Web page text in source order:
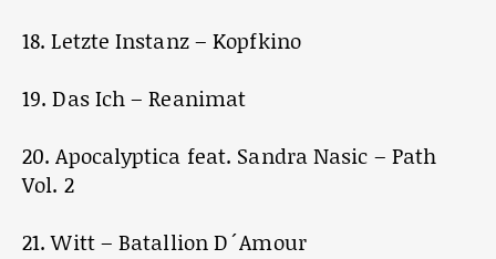
18. Letzte Instanz – Kopfkino
19. Das Ich – Reanimat
20. Apocalyptica feat. Sandra Nasic – Path
Vol. 2
21. Witt – Batallion D´Amour